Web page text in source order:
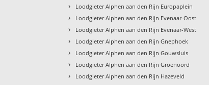
› Loodgieter Alphen aan den Rijn Europaplein
› Loodgieter Alphen aan den Rijn Evenaar-Oost
› Loodgieter Alphen aan den Rijn Evenaar-West
› Loodgieter Alphen aan den Rijn Gnephoek
› Loodgieter Alphen aan den Rijn Gouwsluis
› Loodgieter Alphen aan den Rijn Groenoord
› Loodgieter Alphen aan den Rijn Hazeveld